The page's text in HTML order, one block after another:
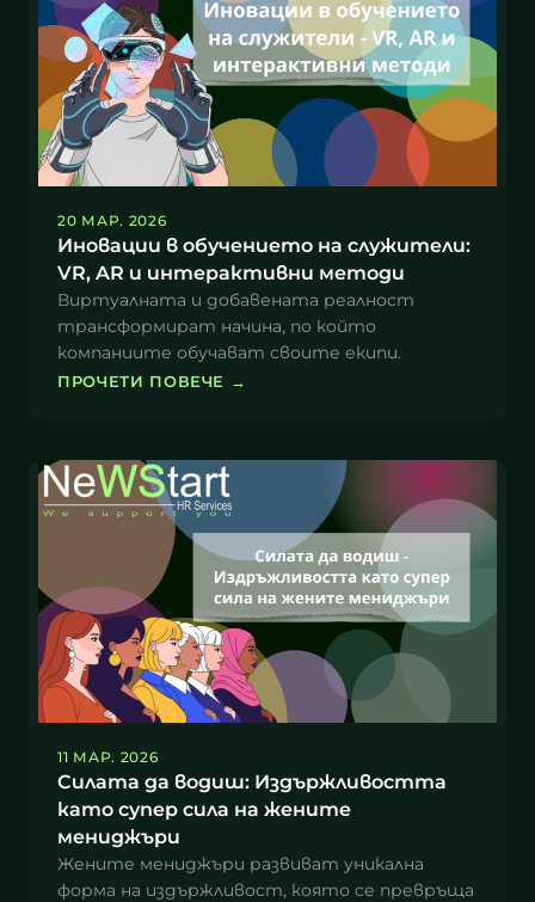
20 МАР. 2026
Иновации в обучението на служители:
VR, AR и интерактивни методи
Виртуалната и добавената реалност
трансформират начина, по който
компаниите обучават своите екипи.
ПРОЧЕТИ ПОВЕЧЕ →
11 МАР. 2026
Силата да водиш: Издържливостта
като супер сила на жените
мениджъри
Жените мениджъри развиват уникална
форма на издържливост, която се превръща